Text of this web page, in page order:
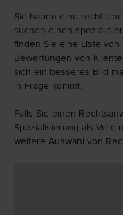
Sie haben eine
suchen einen
finden Sie eine Liste von
Bewertungen von
sich ein besseres Bild
in Frage kommt.
Falls Sie einen
Spezialisierung als
weitere Auswahl von